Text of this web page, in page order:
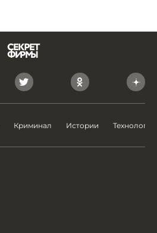
Криминал Истории Технологии